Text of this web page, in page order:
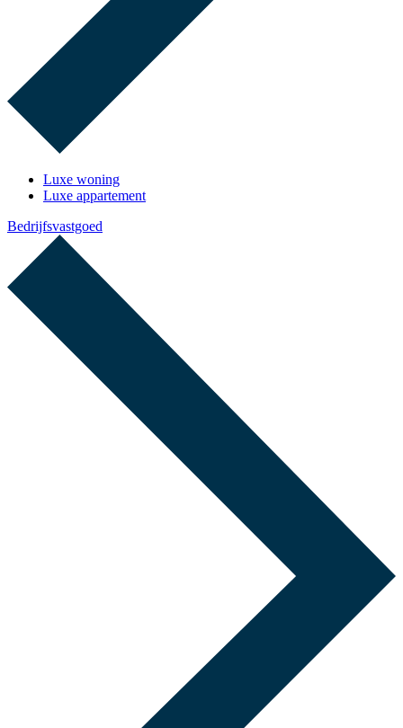
Luxe woning
Luxe appartement
Bedrijfsvastgoed